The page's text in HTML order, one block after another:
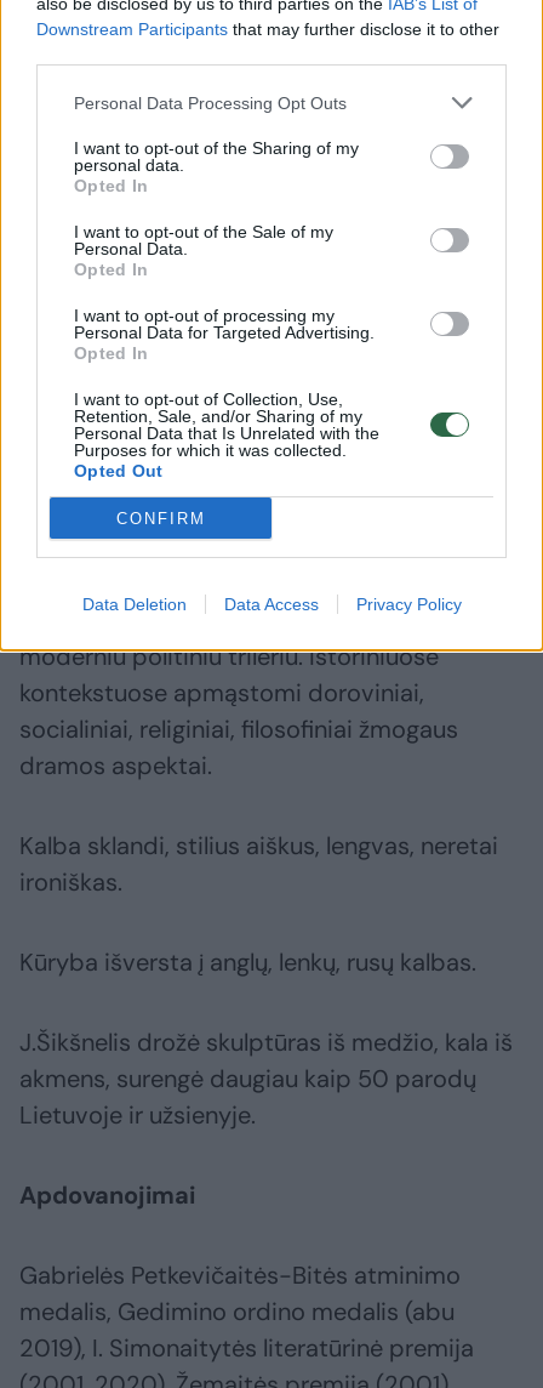
Downstream Participants that may further disclose it to other
Personal Data Processing Opt Outs
I want to opt-out of the Sharing of my
personal data.
Opted In
I want to opt-out of the Sale of my
Personal Data.
Opted In
I want to opt-out of processing my
Personal Data for Targeted Advertising.
Opted In
I want to opt-out of Collection, Use,
Retention, Sale, and/or Sharing of my
Personal Data that Is Unrelated with the
Purposes for which it was collected.
Opted Out
CONFIRM
Data Deletion Data Access Privacy Policy
slenkstis (2021), tikrais faktais paremtą
(2020), detektyvines apysakas Nuogas
lietaus nebijo (1992), pjesių rinkinį Šešėliai
(1993).
Dar išleista novelių rinkinių lenkų (2006), rusų
kalbomis (2012).
Romanams būdinga istoriniai personažai,
įvykiai, detalės, detektyviniuose romanuose
veiksmas dažniausiai vyksta XIX a. pradžios
Lietuvoje.
Autorius derina klasikinį istorinį detektyvą su
moderniu politiniu trileriu. Istoriniuose
kontekstuose apmąstomi doroviniai,
socialiniai, religiniai, filosofiniai žmogaus
dramos aspektai.
Kalba sklandi, stilius aiškus, lengvas, neretai
ironiškas.
Kūryba išversta į anglų, lenkų, rusų kalbas.
J.Šikšnelis drožė skulptūras iš medžio, kala iš
akmens, surengė daugiau kaip 50 parodų
Lietuvoje ir užsienyje.
Apdovanojimai
Gabrielės Petkevičaitės-Bitės atminimo
medalis, Gedimino ordino medalis (abu
2019), I. Simonaitytės literatūrinė premija